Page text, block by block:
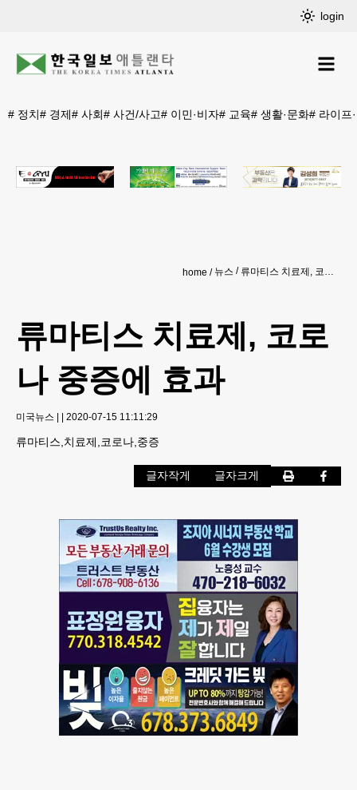
login
# 정치# 경제# 사회# 사건/사고# 이민·비자# 교육# 생활·문화# 라이프
home 뉴스 류마티스 치료제, 코로나 중증에 효과
류마티스 치료제, 코로
나 중증에 효과
미국뉴스 | | 2020-07-15 11:11:29
류마티스,치료제,코로나,중증
글자작게 글자크게